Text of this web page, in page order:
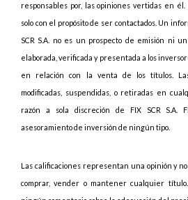
responsables por, las opiniones vertidas en él.
solo con el propósito de ser contactados. Un
SCR S.A. no es un prospecto de emisión ni
elaborada, verificada y presentada a los
en relación con la venta de los títulos.
modificadas, suspendidas, o retiradas en
razón a sola discreción de FIX SCR S.A.
asesoramiento de inversión de ningún tipo.
Las calificaciones representan una opinión y
comprar, vender o mantener cualquier